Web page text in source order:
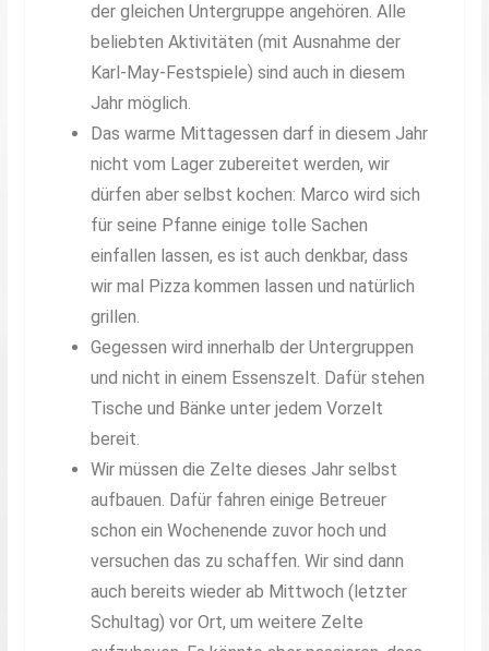
der gleichen Untergruppe angehören. Alle
beliebten Aktivitäten (mit Ausnahme der
Karl-May-Festspiele) sind auch in diesem
Jahr möglich.
Das warme Mittagessen darf in diesem Jahr
nicht vom Lager zubereitet werden, wir
dürfen aber selbst kochen: Marco wird sich
für seine Pfanne einige tolle Sachen
einfallen lassen, es ist auch denkbar, dass
wir mal Pizza kommen lassen und natürlich
grillen.
Gegessen wird innerhalb der Untergruppen
und nicht in einem Essenszelt. Dafür stehen
Tische und Bänke unter jedem Vorzelt
bereit.
Wir müssen die Zelte dieses Jahr selbst
aufbauen. Dafür fahren einige Betreuer
schon ein Wochenende zuvor hoch und
versuchen das zu schaffen. Wir sind dann
auch bereits wieder ab Mittwoch (letzter
Schultag) vor Ort, um weitere Zelte